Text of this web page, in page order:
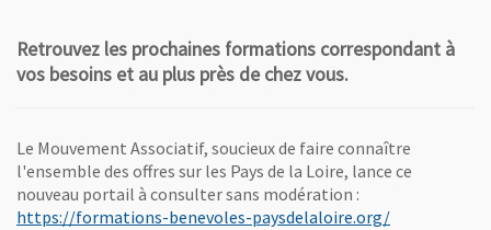
Retrouvez les prochaines formations correspondant à
vos besoins et au plus près de chez vous.
Le Mouvement Associatif, soucieux de faire connaître
l'ensemble des offres sur les Pays de la Loire, lance ce
nouveau portail à consulter sans modération :
https://formations-benevoles-paysdelaloire.org/, Ouvre une